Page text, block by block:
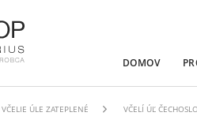
VČELIE ÚLE ZATEPLENÉ VČELÍ ÚĽ
DOMOV